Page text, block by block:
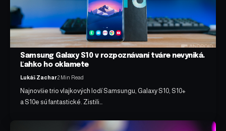
Samsung Galaxy S10 v rozpoznávaní tváre nevyniká.
Ľahko ho oklamete
Lukáš Zachar2 Min Read
Najnovšie trio vlajkových lodí Samsungu, Galaxy S10, S10+
a S10e sú fantastické. Zistili…